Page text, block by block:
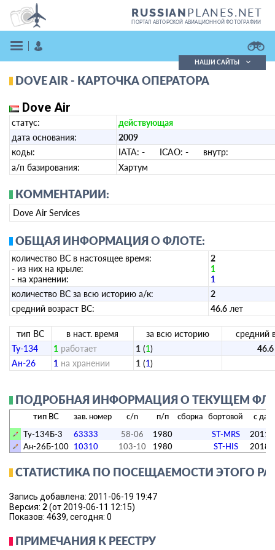
RUSSIANPLANES.NET
ПОРТАЛ АВТОРСКОЙ АВИАЦИОННОЙ ФОТОГРАФИИ
ВОЙТИ
Поиск фотографий
НАШИ САЙТЫ
DOVE AIR - КАРТОЧКА ОПЕРАТОРА
Dove Air
статус:
действующая
дата основания:
2009
коды:
IATA: - ICAO: - внутр:
а/п базирования:
Хартум
КОММЕНТАРИИ:
Dove Air Services
ОБЩАЯ ИНФОРМАЦИЯ О ФЛОТЕ:
количество ВС в настоящее время:
- из них на крыле:
- на хранении:
2
1
1
количество ВС за всю историю а/к:
2
средний возраст ВС:
46.6 лет
тип ВС в наст. время за всю историю
средний
Ту-134
1 работает 1 (1) 46.6
Ан-26
1 на хранении 1 (1)
ПОДРОБНАЯ ИНФОРМАЦИЯ О ТЕКУЩЕМ
тип ВС зав. номер c/n п/п сборка бортовой
с
Ту-134Б-3
63333 58-06 1980 ST-MRS
Ан-26Б-100 10310 103-10 1980 ST-HIS 2018
СТАТИСТИКА ПО ПОСЕЩАЕМОСТИ ЭТОГО
Запись добавлена: 2011-06-19 19:47
Версия: 2(от 2019-06-11 12:15)
Показов: 4639, сегодня: 0
ПРИМЕЧАНИЯ К РЕЕСТРУ